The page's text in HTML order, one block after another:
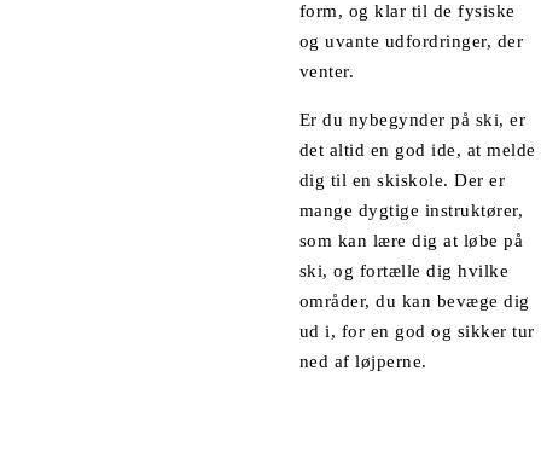
form, og klar til de fysiske
og uvante udfordringer, der
venter.
Er du nybegynder på ski, er
det altid en god ide, at melde
dig til en skiskole. Der er
mange dygtige instruktører,
som kan lære dig at løbe på
ski, og fortælle dig hvilke
områder, du kan bevæge dig
ud i, for en god og sikker tur
ned af løjperne.